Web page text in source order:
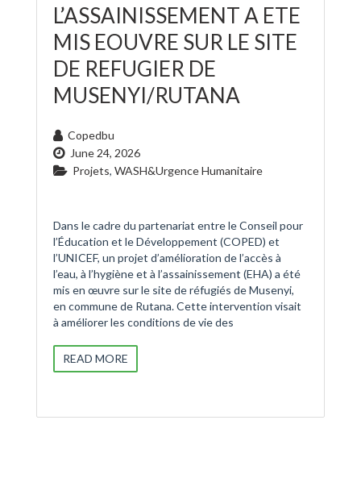
L’ASSAINISSEMENT A ETE
MIS EOUVRE SUR LE SITE
DE REFUGIER DE
MUSENYI/RUTANA
Copedbu
June 24, 2026
Projets, WASH&Urgence Humanitaire
Dans le cadre du partenariat entre le Conseil pour
l’Éducation et le Développement (COPED) et
l’UNICEF, un projet d’amélioration de l’accès à
l’eau, à l’hygiène et à l’assainissement (EHA) a été
mis en œuvre sur le site de réfugiés de Musenyi,
en commune de Rutana. Cette intervention visait
à améliorer les conditions de vie des
READ MORE